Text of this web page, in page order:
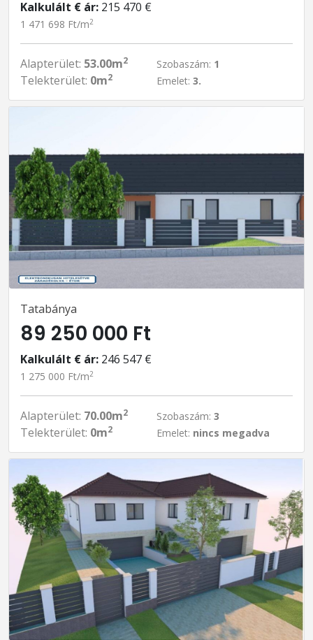
Kalkulált € ár: 215 470 €
1 471 698 Ft/m2
Alapterület: 53.00m2
Telekterület: 0m2
Szobaszám: 1
Emelet: 3.
Tatabánya
89 250 000 Ft
Kalkulált € ár: 246 547 €
1 275 000 Ft/m2
Alapterület: 70.00m2
Telekterület: 0m2
Szobaszám: 3
Emelet: nincs megadva